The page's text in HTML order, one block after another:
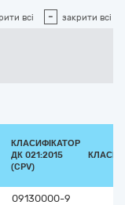
всі - закрити всі
КЛАСИФІКАТОР
ДК 021:2015
(CPV)
09130000-9